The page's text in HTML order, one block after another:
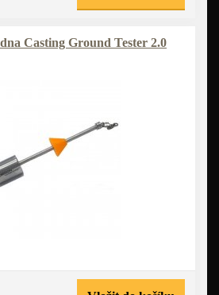
Casting Ground Tester 2.0